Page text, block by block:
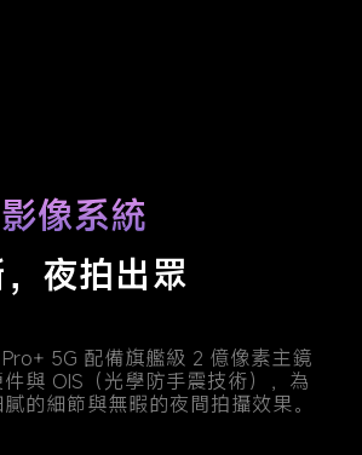
像系統
夜拍出眾
5G 配備旗艦級 2 億像素主鏡
與 OIS（光學防手震技術），為
的細節與無暇的夜間拍攝效果。